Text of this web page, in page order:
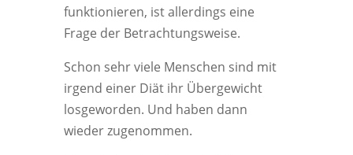
funktionieren, ist allerdings eine
Frage der Betrachtungsweise.
Schon sehr viele Menschen sind mit
irgend einer Diät ihr Übergewicht
losgeworden. Und haben dann
wieder zugenommen.